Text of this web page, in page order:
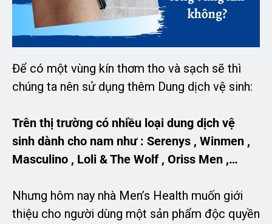
Để có một vùng kín thơm tho và sạch sẽ thì
chúng ta nên sử dụng thêm Dung dịch vệ sinh:
Trên thị trường có nhiều loại dung dịch vệ
sinh dành cho nam như : Serenys , Winmen ,
Masculino , Loli & The Wolf , Oriss Men ,…
Nhưng hôm nay nhà Men’s Health muốn giới
thiệu cho người dùng một sản phẩm độc quyền